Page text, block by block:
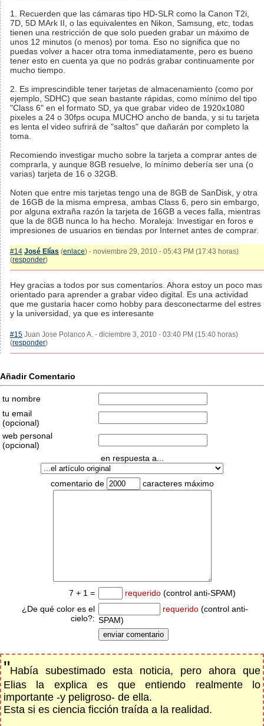
1. Recuerden que las cámaras tipo HD-SLR como la Canon T2i,
7D, 5D MArk II, o las equivalentes en Nikon, Samsung, etc, todas
tienen una restricción de que solo pueden grabar un máximo de
unos 12 minutos (o menos) por toma. Eso no significa que no
puedas volver a hacer otra toma inmediatamente, pero es bueno
tener esto en cuenta ya que no podrás grabar continuamente por
mucho tiempo.
2. Es imprescindible tener tarjetas de almacenamiento (como por
ejemplo, SDHC) que sean bastante rápidas, como mínimo del tipo
"Class 6" en el formato SD, ya que grabar video de 1920x1080
pixeles a 24 o 30fps ocupa MUCHO ancho de banda, y si tu tarjeta
es lenta el video sufrirá de "saltos" que dañarán por completo la
toma.
Recomiendo investigar mucho sobre la tarjeta a comprar antes de
comprarla, y aunque 8GB resuelve, lo mínimo debería ser una (o
varias) tarjeta de 16 o 32GB.
Noten que entre mis tarjetas tengo una de 8GB de SanDisk, y otra
de 16GB de la misma empresa, ambas Class 6, pero sin embargo,
por alguna extraña razón la tarjeta de 16GB a veces falla, mientras
que la de 8GB nunca lo ha hecho. Moraleja: Investigar en foros e
impresiones de usuarios en tiendas por Internet antes de comprar.
#14 José Elías (enlace) - noviembre 29, 2010 - 05:43 PM (17:43 horas)
(responder)
Hey gracias a todos por sus comentarios. Ahora estoy un poco mas
orientado para aprender a grabar video digital. Es una actividad
que me gustaria hacer como hobby para desconectarme del estres
y la universidad, ya que es interesante
#15 Juan Jose Polanco A. - diciembre 3, 2010 - 03:40 PM (15:40 horas)
(responder)
Añadir Comentario
tu nombre
tu email
(opcional)
web personal
(opcional)
en respuesta a...
comentario de caracteres máximo
7 + 1 = requerido (control anti-SPAM)
¿De qué color es el
cielo?:
requerido (control anti-
SPAM)
"Había subestimado esta noticia, pero ahora que
Elias la explica es que entiendo realmente lo
importante -y peligroso- de ella.
Esta si es ciencia ficción traída a la realidad.